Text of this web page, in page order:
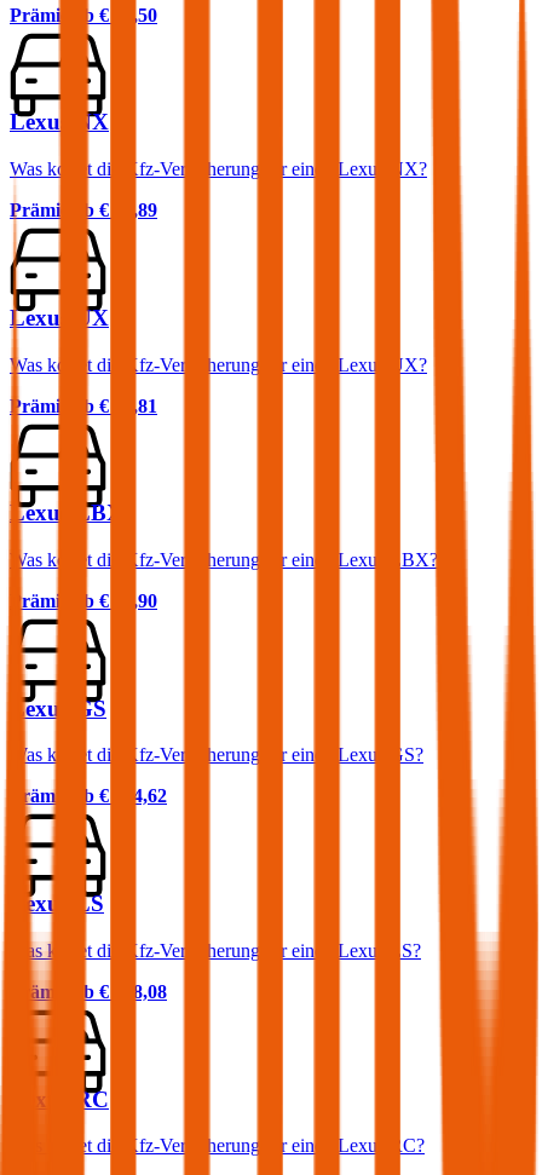
Prämie ab € 33,50
Lexus NX
Was kostet die Kfz-Versicherung für einen Lexus NX?
Prämie ab € 84,89
Lexus UX
Was kostet die Kfz-Versicherung für einen Lexus UX?
Prämie ab € 74,81
Lexus LBX
Was kostet die Kfz-Versicherung für einen Lexus LBX?
Prämie ab € 29,90
Lexus GS
Was kostet die Kfz-Versicherung für einen Lexus GS?
Prämie ab € 104,62
Lexus LS
Was kostet die Kfz-Versicherung für einen Lexus LS?
Prämie ab € 228,08
Lexus RC
Was kostet die Kfz-Versicherung für einen Lexus RC?